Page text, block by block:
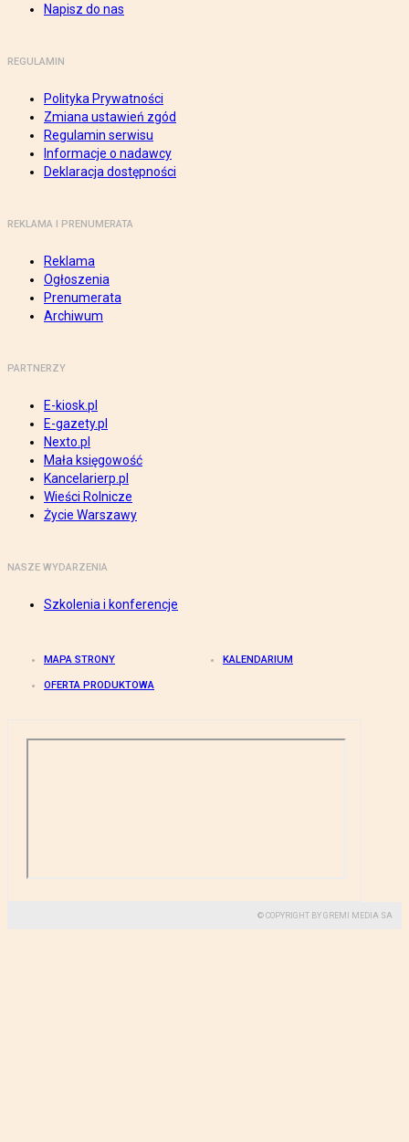
Napisz do nas
REGULAMIN
Polityka Prywatności
Zmiana ustawień zgód
Regulamin serwisu
Informacje o nadawcy
Deklaracja dostępności
REKLAMA I PRENUMERATA
Reklama
Ogłoszenia
Prenumerata
Archiwum
PARTNERZY
E-kiosk.pl
E-gazety.pl
Nexto.pl
Mała księgowość
Kancelarierp.pl
Wieści Rolnicze
Życie Warszawy
NASZE WYDARZENIA
Szkolenia i konferencje
MAPA STRONY KALENDARIUM
OFERTA PRODUKTOWA
© COPYRIGHT BY GREMI MEDIA SA